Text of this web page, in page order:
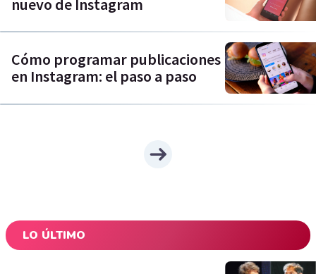
nuevo de Instagram
Cómo programar publicaciones
en Instagram: el paso a paso
LO ÚLTIMO